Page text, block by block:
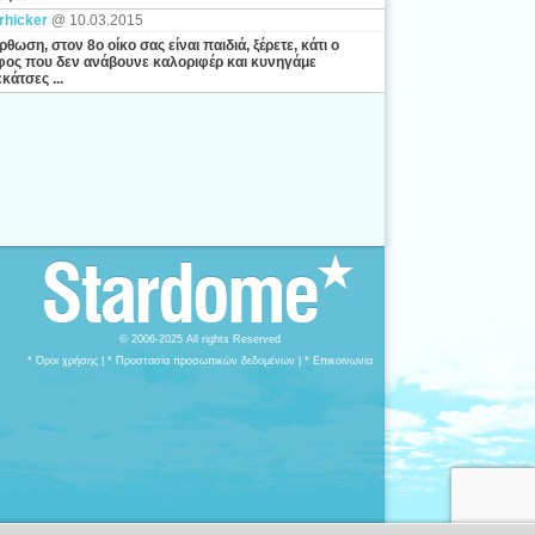
@ 10.03.2015
στον 8ο οίκο σας είναι παιδιά, ξέρετε, κάτι ο
που δεν ανάβουνε καλοριφέρ και κυνηγάμε
...
© 2006-2025 All rights Reserved
* Όροι χρήσης
* Προστασία προσωπικών δεδομένων * Επικοινωνία